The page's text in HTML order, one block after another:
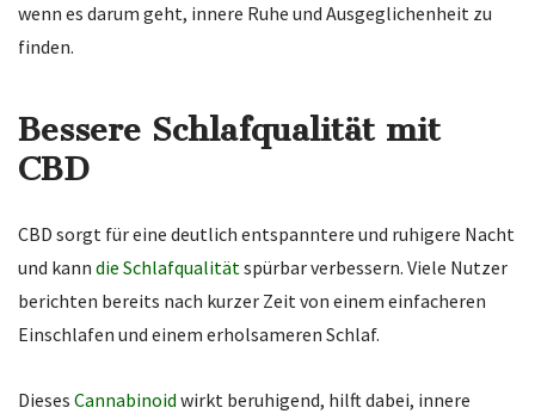
wenn es darum geht, innere Ruhe und Ausgeglichenheit zu
finden.
Bessere Schlafqualität mit
CBD
CBD sorgt für eine deutlich entspanntere und ruhigere Nacht
und kann die Schlafqualität spürbar verbessern. Viele Nutzer
berichten bereits nach kurzer Zeit von einem einfacheren
Einschlafen und einem erholsameren Schlaf.
Dieses Cannabinoid wirkt beruhigend, hilft dabei, innere